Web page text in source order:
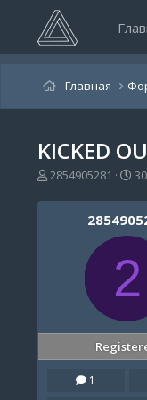
Главная
KICKED
А
т
2854905281
Д
т
а
н
ч
а
2
1